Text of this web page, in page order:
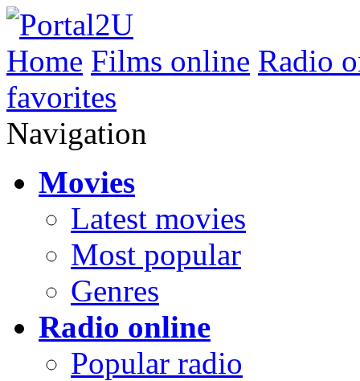
Home Films online Radio
favorites
Navigation
Movies
Latest movies
Most popular
Genres
Radio online
Popular radio